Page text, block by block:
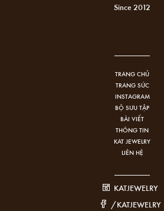
Since 2012
TRANG CHỦ
TRANG SỨC
INSTAGRAM
BỘ SƯU TẬP
BÀI VIẾT
THÔNG TIN
KAT JEWELRY
LIÊN HỆ
KATJEWELRY
/KATJEWELRY